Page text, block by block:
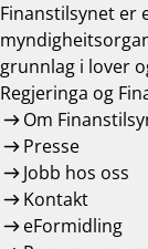
Finanstilsynet er
grunnlag i lover
Regjeringa og
Om
Presse
Jobb hos oss
Kontakt
eFormidling